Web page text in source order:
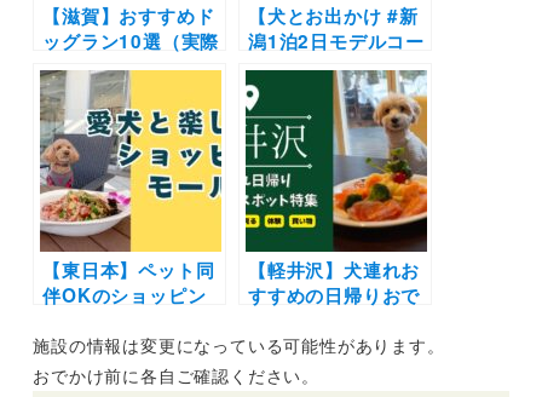
【滋賀】おすすめド
ッグラン10選（実際
のおでかけレポ付
き）無料やドッグカ
フェ併設など人気施
設を厳選
【犬とお出かけ #新
潟1泊2日モデルコー
ス】夏でも涼しい高
原ホテルやSNS映え
する渓谷を愛犬と楽
しむプラン | 湯沢高
原パノラマパーク～
あてま高原リゾート
ベルナティオ～清津
峡渓谷トンネル
【東日本】ペット同
伴OKのショッピン
グラン併設や愛犬と
食事を楽しめる施設
【軽井沢】犬連れお
すすめの日帰りおで
ペットと一緒に食事
や体験・観光・お買
施設の情報は変更になっている可能性があります。
おでかけ前に各自ご確認ください。